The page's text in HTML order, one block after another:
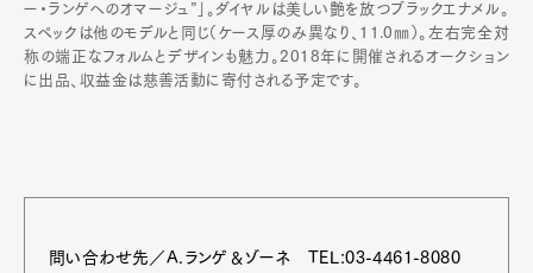
ー・ランゲへのオマージュ”」。ダイヤルは美しい艶を放つブラックエナメル。
スペックは他のモデルと同じ（ケース厚のみ異なり、11.0㎜）。左右完全対
称の端正なフォルムとデザインも魅力。2018年に開催されるオークション
に出品、収益金は慈善活動に寄付される予定です。
問い合わせ先／A.ランゲ＆ゾーネ TEL:03-4461-8080